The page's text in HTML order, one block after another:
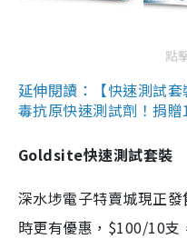
點
延伸閱讀：【快速測試
毒抗原快速測試劑！捐
Goldsite快速測試套裝
深水埗電子特賣城現正
時更有優惠，$100/10支